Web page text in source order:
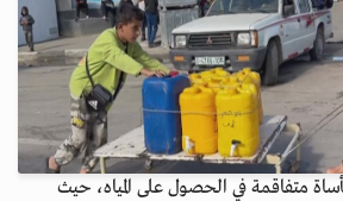
متفاقمة في الحصول على المياه، حيث